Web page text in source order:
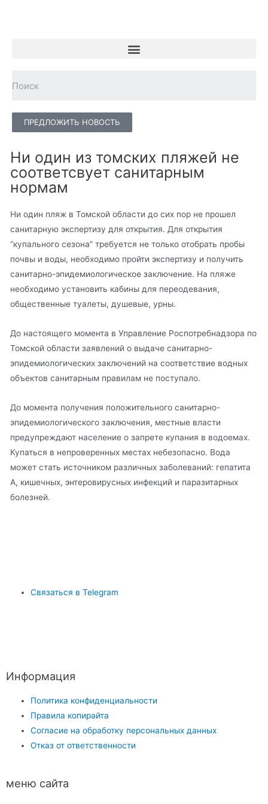
ПРЕДЛОЖИТЬ НОВОСТЬ
Ни один из томских пляжей не
соответсвует санитарным
нормам
Ни один пляж в Томской области до сих пор не прошел
санитарную экспертизу для открытия. Для открытия
“купального сезона” требуется не только отобрать пробы
почвы и воды, необходимо пройти экспертизу и получить
санитарно-эпидемиологическое заключение. На пляже
необходимо установить кабины для переодевания,
общественные туалеты, душевые, урны.
До настоящего момента в Управление Роспотребнадзора по
Томской области заявлений о выдаче санитарно-
эпидемиологических заключений на соответствие водных
объектов санитарным правилам не поступало.
До момента получения положительного санитарно-
эпидемиологического заключения, местные власти
предупреждают население о запрете купания в водоемах.
Купаться в непроверенных местах небезопасно. Вода
может стать источником различных заболеваний: гепатита
А, кишечных, энтеровирусных инфекций и паразитарных
болезней.
Связаться в Telegram
Информация
Политика конфиденциальности
Правила копирайта
Согласие на обработку персональных данных
Отказ от ответственности
меню сайта